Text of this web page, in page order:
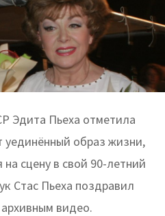
Эдита Пьеха отметила
уединённый образ жизни,
на сцену в свой 90-летний
Стас Пьеха поздравил
видео.